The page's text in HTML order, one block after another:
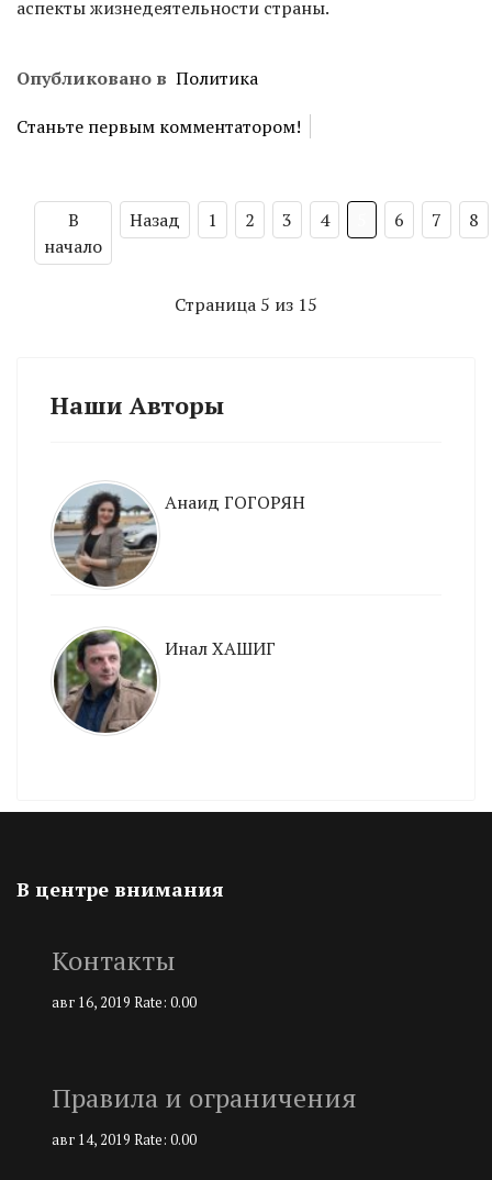
аспекты жизнедеятельности страны.
Опубликовано в Политика
Станьте первым комментатором!
В
начало
Назад 1 2 3 4 6 7 8
Страница 5 из 15
Наши Авторы
Анаид ГОГОРЯН
Инал ХАШИГ
В центре внимания
Контакты
авг 16, 2019 Rate: 0.00
Правила и ограничения
авг 14, 2019 Rate: 0.00